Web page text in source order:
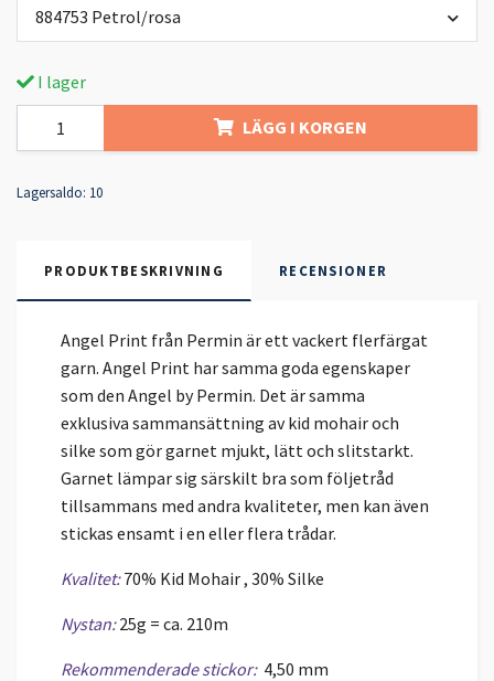
884753 Petrol/rosa
I lager
LÄGG I KORGEN
Lagersaldo: 10
PRODUKTBESKRIVNING RECENSIONER
Angel Print från Permin är ett vackert flerfärgat
garn. Angel Print har samma goda egenskaper
som den Angel by Permin. Det är samma
exklusiva sammansättning av kid mohair och
silke som gör garnet mjukt, lätt och slitstarkt.
Garnet lämpar sig särskilt bra som följetråd
tillsammans med andra kvaliteter, men kan även
stickas ensamt i en eller flera trådar.
Kvalitet:70% Kid Mohair , 30% Silke
Nystan:25g = ca. 210m
Rekommenderade stickor: 4,50 mm